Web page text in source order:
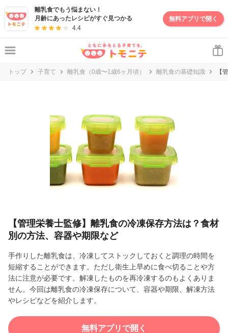
離乳食でもう悩まない！
月齢にあったレシピがすぐ見つかる
4.4
無料アプリで開く
トップ 子育て 離乳食（0歳〜1歳6ヶ月頃） 離乳食の基礎知識 【
【管理栄養士監修】離乳食の冷凍保存方法は？食材
別の方法、容器や期限など
手作りした離乳食は、冷凍してストックしておくと調理の時間を
短縮することができます。ただし衛生上早めに食べ切ることや方
法に注意が必要です。解凍したものを再冷凍するのもよくありま
せん。今回は離乳食の冷凍保存について、容器や期限、解凍方法
やレシピなどを紹介します。
無料アプリで開く